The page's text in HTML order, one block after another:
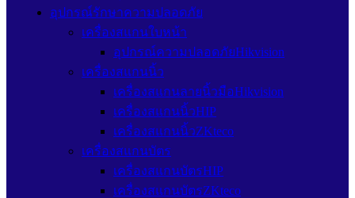
อุปกรณ์รักษาความปลอดภัย
เครื่องสแกนใบหน้า
อุปกรณ์ความปลอดภัยHikvision
เครื่องสแกนนิ้ว
เครื่องสแกนลายนิ้วมือHikvision
เครื่องสแกนนิ้วHIP
เครื่องสแกนนิ้วZKteco
เครื่องสแกนบัตร
เครื่องสแกนบัตรHIP
เครื่องสแกนบัตรZKteco